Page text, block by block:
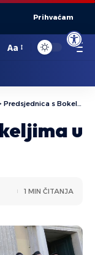
Open
Prihvaćam
Aa
Predsjednica s Bokeljima u Rijeci
u
1 MIN ČITANJA